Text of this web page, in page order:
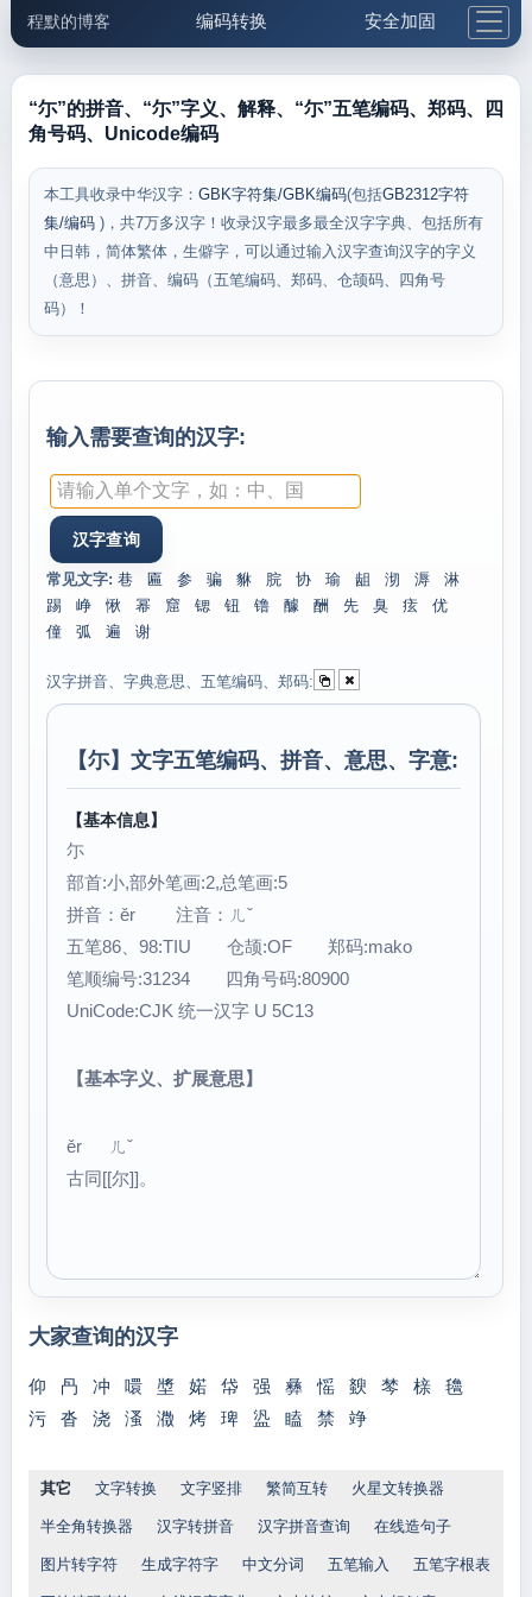
程默的博客 编码转换 安全加固
邮件工具 生活便民 更多工具
“尓”的拼音、“尓”字义、解释、“尓”五笔编码、郑码、四
角号码、Unicode编码
本工具收录中华汉字： GBK字符集/GBK编码(包括GB2312字符
集/编码 )，共7万多汉字！收录汉字最多最全汉字字典、包括所有
中日韩，简体繁体，生僻字，可以通过输入汉字查询汉字的字义
（意思）、拼音、编码（五笔编码、郑码、仓颉码、四角号
码）！
输入需要查询的汉字:
常见文字: 巷 匾 参 骗 貅 脘 协 瑜 龃 沏 溽
淋
踢
峥 愀 幂 窟 锶 钮 镥 醵 酬 先 臭 痃
优
僮
弧 遍 谢
汉字拼音、字典意思、五笔编码、郑码:
【尓】文字五笔编码、拼音、意思、字意:
【基本信息】
尓
部首:小,部外笔画:2,总笔画:5
拼音：ěr 注音：ㄦˇ
五笔86、98:TIU 仓颉:OF 郑码:mako
笔顺编号:31234 四角号码:80900
UniCode:CJK 统一汉字 U 5C13
【基本字义、扩展意思】
ěr ㄦˇ
古同[[尔]]。
大家查询的汉字
仰 冎 冲 噮 墏 婼 帒 强 彝 愮 斔 棽 榇
氌
污
沓 浇 溞 瀓 烤 琕 盕 瞌 禁 竫
其它 文字转换 文字竖排 繁简互转 火星文转换器
半全角转换器 汉字转拼音 汉字拼音查询 在线造句子
图片转字符 生成字符字 中文分词 五笔输入 五笔字根表